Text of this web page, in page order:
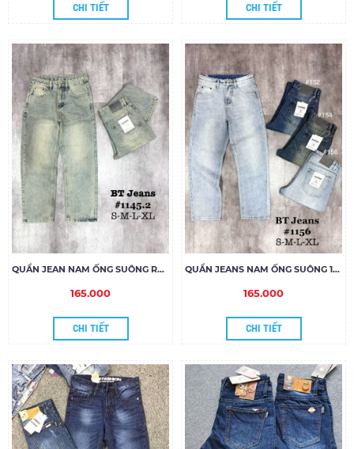
CHI TIẾT CHI TIẾT
QUẦN JEAN NAM ỐNG SUÔNG RÊU-DƠ
165.000
CHI TIẾT
QUẦN JEANS NAM ỐNG SUÔNG 1156
165.000
CHI TIẾT